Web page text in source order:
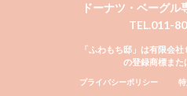
ドーナツ・ベーグル
TEL.011-
「ふわもち邸」は有限会
の登録商標また
プライバシーポリシー